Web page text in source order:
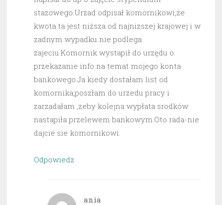
stazowego.Urzad odpisał komornikowi,że
kwota ta jest niższa od najnizszej krajowej i w
zadnym wypadku nie podlega
zajeciu.Komornik wystapił do urzędu o
przekazanie info na temat mojego konta
bankowego.Ja kiedy dostałam list od
komornika,poszłam do urzedu pracy i
zarzadałam ,zeby kolejna wypłata srodków
nastapiła przelewem bankowym.Oto rada-nie
dajcie sie komornikowi.
Odpowiedz
ania